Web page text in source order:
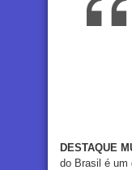
DESTAQUE
do Brasil é um